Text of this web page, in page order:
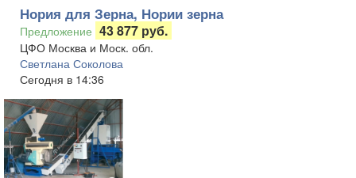
Нория для Зерна, Нории зерна
Предложение 43 877 руб.
ЦФО Москва и Моск. обл.
Светлана Соколова
Сегодня в 14:36